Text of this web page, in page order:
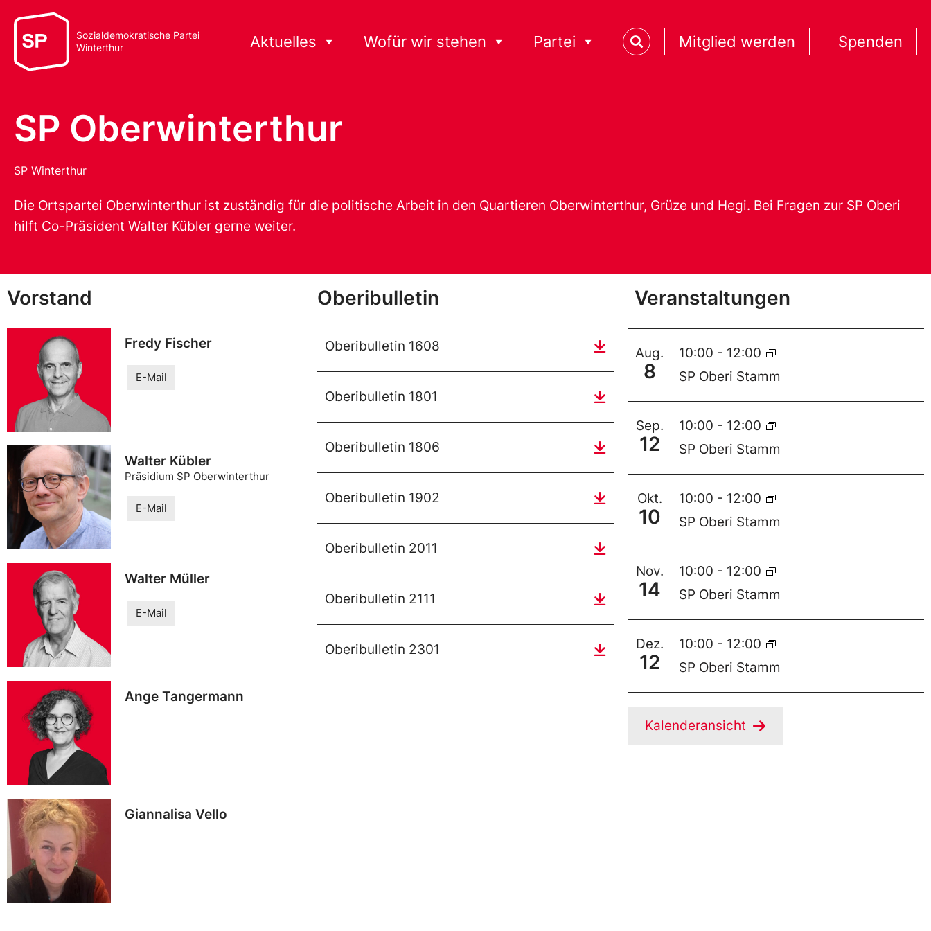
Sozialdemokratische Partei
Winterthur
Aktuelles Wofür wir stehen Partei Mitglied werden Spenden
SP Oberwinterthur
SP Winterthur
Die Ortspartei Oberwinterthur ist zuständig für die politische Arbeit in den Quartieren Oberwinterthur, Grüze und Hegi. Bei Fragen zur SP Oberi
hilft Co-Präsident Walter Kübler gerne weiter.
Vorstand
Fredy Fischer
E-Mail
Walter Kübler
Präsidium SP Oberwinterthur
E-Mail
Walter Müller
E-Mail
Ange Tangermann
Giannalisa Vello
Oberibulletin
Oberibulletin 1608
Oberibulletin 1801
Oberibulletin 1806
Oberibulletin 1902
Oberibulletin 2011
Oberibulletin 2111
Oberibulletin 2301
Veranstaltungen
Aug.
8
10:00 - 12:00
SP Oberi Stamm
Sep.
12
10:00 - 12:00
SP Oberi Stamm
Okt.
10
10:00 - 12:00
SP Oberi Stamm
Nov.
14
10:00 - 12:00
SP Oberi Stamm
Dez.
12
10:00 - 12:00
SP Oberi Stamm
Kalenderansicht